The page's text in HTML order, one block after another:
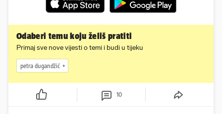
Odaberi temu koju želiš pratiti
Primaj sve nove vijesti o temi i budi u tijeku
petra dugandžić
10